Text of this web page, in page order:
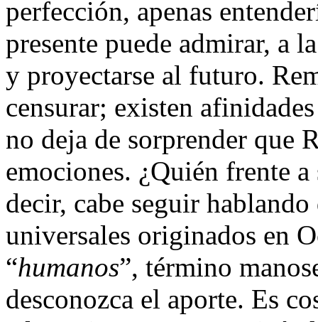
perfección, apenas
presente puede admirar, a
y proyectarse al futuro.
censurar; existen
no deja de sorprender que
emociones. ¿Quién frente a
decir, cabe seguir
universales originados en
“humanos”, término
desconozca el aporte. Es